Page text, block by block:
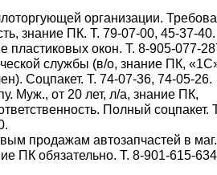
организации.
знание ПК. Т. 79-07-00, 45-37-40.
пластиковых окон. Т. 8-905-077-
службы (в/о, знание ПК,
Соцпакет. Т. 74-07-36, 74-05-26.
Муж., от 20 лет, л/а, знание ПК,
Полный соцпакет.
продажам автозапчастей в маг.
ПК обязательно. Т. 8-901-615-